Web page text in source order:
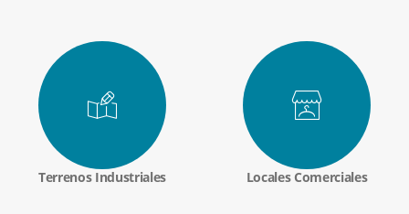
Terrenos Industriales Locales Comerciales